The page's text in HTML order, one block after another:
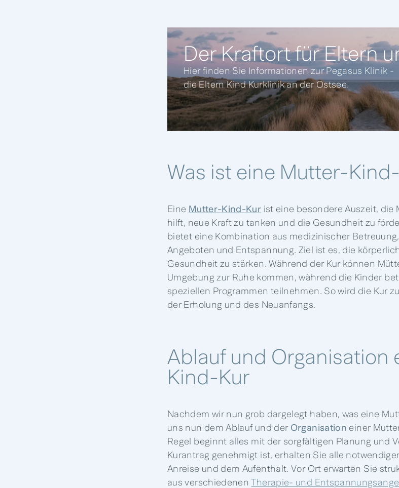
Der Kraftort für Eltern
Hier finden Sie Informationen zur Pegasus Klinik -
die Eltern Kind Kurklinik an der Ostsee.
Was ist eine Mutter-
Eine Mutter-Kind-Kur ist eine besondere Auszeit,
hilft, neue Kraft zu tanken und die Gesundheit zu
bietet eine Kombination aus medizinischer
Angeboten und Entspannung. Ziel ist es, die
Gesundheit zu stärken. Während der Kur können
Umgebung zur Ruhe kommen, während die Kinder
speziellen Programmen teilnehmen. So wird die Kur
der Erholung und des Neuanfangs.
Ablauf und Organisation
Kind-Kur
Nachdem wir nun grob dargelegt haben, was eine
uns nun dem Ablauf und der Organisation einer
Regel beginnt alles mit der sorgfältigen Planung und
Kurantrag genehmigt ist, erhalten Sie alle
Anreise und dem Aufenthalt. Vor Ort erwarten Sie
aus verschiedenenTherapie- und